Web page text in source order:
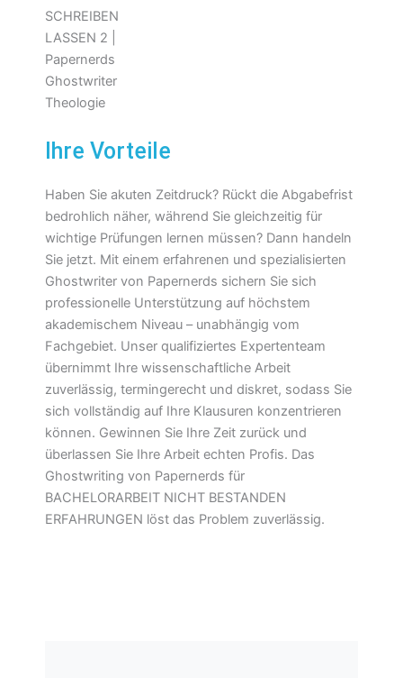
Ihre Vorteile
Haben Sie akuten Zeitdruck? Rückt die Abgabefrist
bedrohlich näher, während Sie gleichzeitig für
wichtige Prüfungen lernen müssen? Dann handeln
Sie jetzt. Mit einem erfahrenen und spezialisierten
Ghostwriter von Papernerds sichern Sie sich
professionelle Unterstützung auf höchstem
akademischem Niveau – unabhängig vom
Fachgebiet. Unser qualifiziertes Expertenteam
übernimmt Ihre wissenschaftliche Arbeit
zuverlässig, termingerecht und diskret, sodass Sie
sich vollständig auf Ihre Klausuren konzentrieren
können. Gewinnen Sie Ihre Zeit zurück und
überlassen Sie Ihre Arbeit echten Profis. Das
Ghostwriting von Papernerds für
BACHELORARBEIT NICHT BESTANDEN
ERFAHRUNGEN löst das Problem zuverlässig.